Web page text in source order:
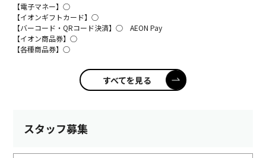
【電子マネー】○
【イオンギフトカード】○
【バーコード・QRコード決済】○ AEON Pay
【イオン商品券】○
【各種商品券】○
すべてを見る
スタッフ募集